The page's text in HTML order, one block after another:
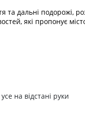
дальні подорожі,
які пропонує
на відстані руки